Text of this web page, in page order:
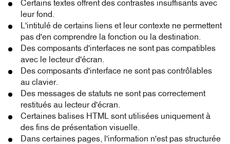
Certains textes offrent des contrastes insuffisants avec
leur fond.
L'intitulé de certains liens et leur contexte ne permettent
pas d'en comprendre la fonction ou la destination.
Des composants d'interfaces ne sont pas compatibles
avec le lecteur d'écran.
Des composants d'interface ne sont pas contrôlables
au clavier.
Des messages de statuts ne sont pas correctement
restitués au lecteur d'écran.
Certaines balises HTML sont utilisées uniquement à
des fins de présentation visuelle.
Dans certaines pages, l'information n'est pas structurée